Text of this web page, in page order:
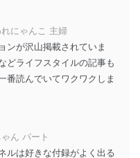
、国が定める指針及び
、当社の管理の仕組み
範を常に適合させま
全性を確保するため
めとする安全対策を実
にゃんこ 主婦
ンが沢山掲載されていま
どライフスタイルの記事も
番読んでいてワクワクしま
ん パート
ルは好きな付録がよく出る